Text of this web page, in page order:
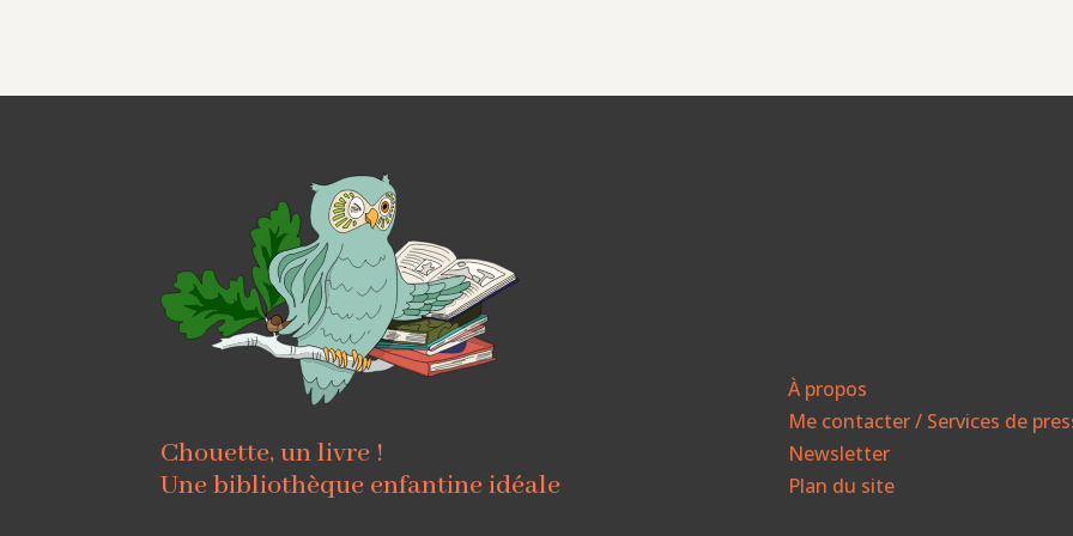
Chouette, un livre !
Une bibliothèque enfantine idéale
À propos
Me contacter / Services de
Newsletter
Plan du site